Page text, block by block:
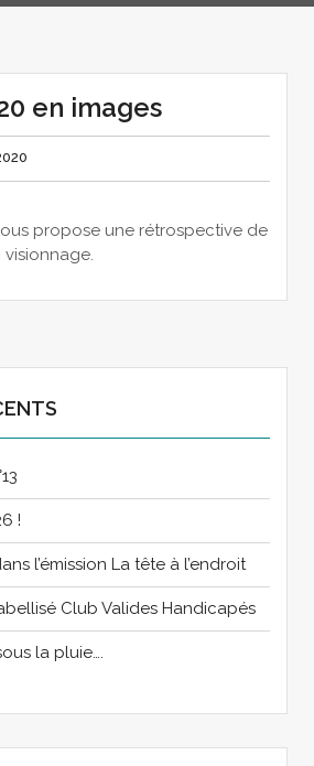
en images
propose une rétrospective de
visionnage.
!
l’émission La tête à l’endroit
Club Valides Handicapés
la pluie….